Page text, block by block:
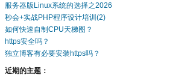
服务器版Linux系统的选择之2026
秒会+实战PHP程序设计培训(2)
如何快速自制CPU天梯图？
https安全吗？
独立博客有必要安装https吗？
近期的主题：